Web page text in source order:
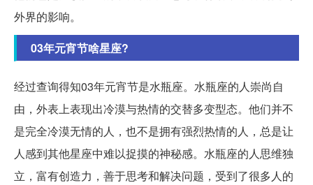
外界的影响。
03年元宵节啥星座?
经过查询得知03年元宵节是水瓶座。水瓶座的人崇尚自
由，外表上表现出冷漠与热情的交替多变型态。他们并不
是完全冷漠无情的人，也不是拥有强烈热情的人，总是让
人感到其他星座中难以捉摸的神秘感。水瓶座的人思维独
立，富有创造力，善于思考和解决问题，受到了很多人的